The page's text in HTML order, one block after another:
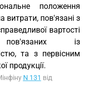
положення
витрати, пов'язані з
вартості
пов'язаних із
та з первісним
продукції.
N 131 від